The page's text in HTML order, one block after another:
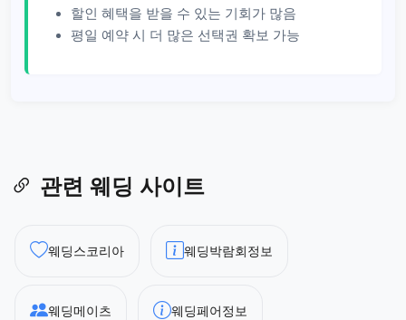
할인 혜택을 받을 수 있는 기회가 많음
평일 예약 시 더 많은 선택권 확보 가능
관련 웨딩 사이트
웨딩스코리아 웨딩박람회정보
웨딩메이츠 웨딩페어정보